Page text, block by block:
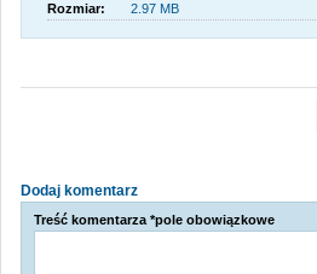
Rozmiar: 2.97 MB
Dodaj komentarz
Treść komentarza *pole obowiązkowe